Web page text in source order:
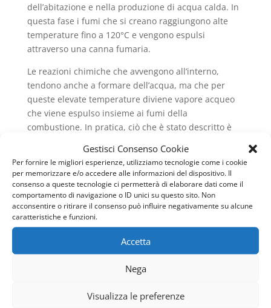
Gestisci Consenso Cookie
Per fornire le migliori esperienze, utilizziamo tecnologie come i cookie
per memorizzare e/o accedere alle informazioni del dispositivo. Il
consenso a queste tecnologie ci permetterà di elaborare dati come il
comportamento di navigazione o ID unici su questo sito. Non
acconsentire o ritirare il consenso può influire negativamente su alcune
caratteristiche e funzioni.
Accetta
Nega
Visualizza le preferenze
dell’abitazione e nella produzione di acqua calda. In
questa fase i fumi che si creano raggiungono alte
temperature fino a 120°C e vengono espulsi
attraverso una canna fumaria.
Le reazioni chimiche che avvengono all’interno,
tendono anche a formare dell’acqua, ma che per
queste elevate temperature diviene vapore acqueo
che viene espulso insieme ai fumi della
combustione. In pratica, ciò che è stato descritto è
convenzionale, che molti ancora possiedono nella
propria abitazione. La scoperta di un nuovo metodo
di funzionamento, ha però superato un limite,
ovvero quello della formazione di vapore acqueo che
veniva poi espulso. Si parla infatti di condensazione,
cioè partendo dallo stesso principio della
combustione, i fumi passando attraverso lo
scambiatore, vengono invece raffreddati, così che
non avvenga il passaggio al vapore acqueo,
energia termica e pertanto denominata calore